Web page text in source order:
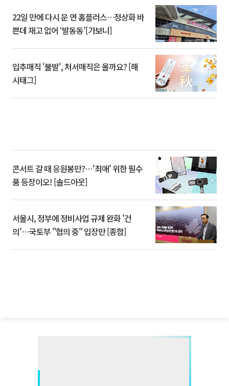
22일 만에 다시 문 연 홈플러스…정상화 바
쁜데 재고 없어 ‘발동동’[가보니]
입추매직 '불발', 처서매직은 올까요? [해
시태그]
콘서트 갈 때 응원봉만?⋯'최애' 위한 필수
품 등장이오! [솔드아웃]
서울시, 정부에 정비사업 규제 완화 '건
의'⋯국토부 "협의 중" 입장만 [종합]